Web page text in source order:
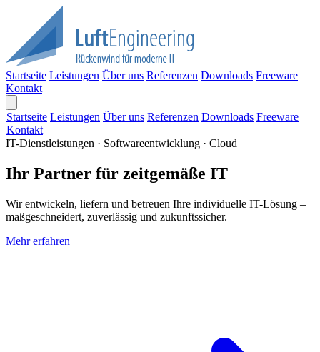
Startseite Leistungen Über uns Referenzen Downloads Freeware
Kontakt
Startseite Leistungen Über uns Referenzen Downloads Freeware
Kontakt
IT-Dienstleistungen · Softwareentwicklung · Cloud
Ihr Partner für zeitgemäße IT
Wir entwickeln, liefern und betreuen Ihre individuelle IT-Lösung –
maßgeschneidert, zuverlässig und zukunftssicher.
Mehr erfahren